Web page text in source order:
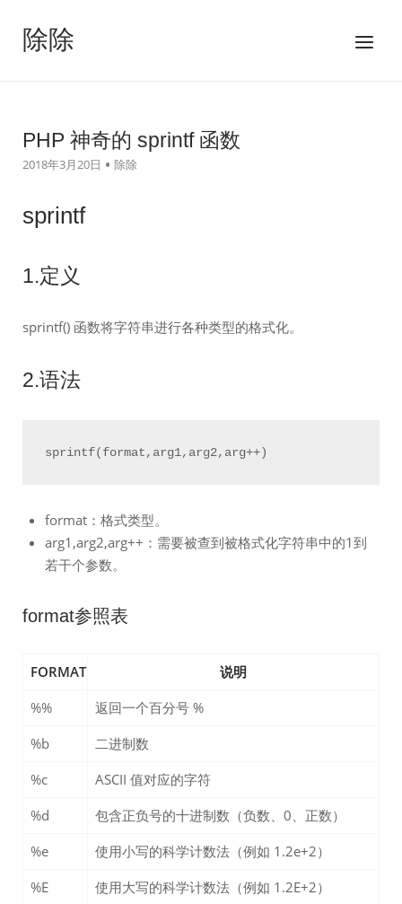
除除
菜
PHP 神奇的 sprintf 函数
2018年3月20日 除除
sprintf
1.定义
sprintf() 函数将字符串进行各种类型的格式化。
2.语法
format：格式类型。
arg1,arg2,arg++：需要被查到被格式化字符串中的1到
若干个参数。
format参照表
FORMAT
说明
%%
返回一个百分号 %
%b
二进制数
%c
ASCII 值对应的字符
%d
包含正负号的十进制数（负数、0、正数）
%e
使用小写的科学计数法（例如 1.2e+2）
%E
使用大写的科学计数法（例如 1.2E+2）